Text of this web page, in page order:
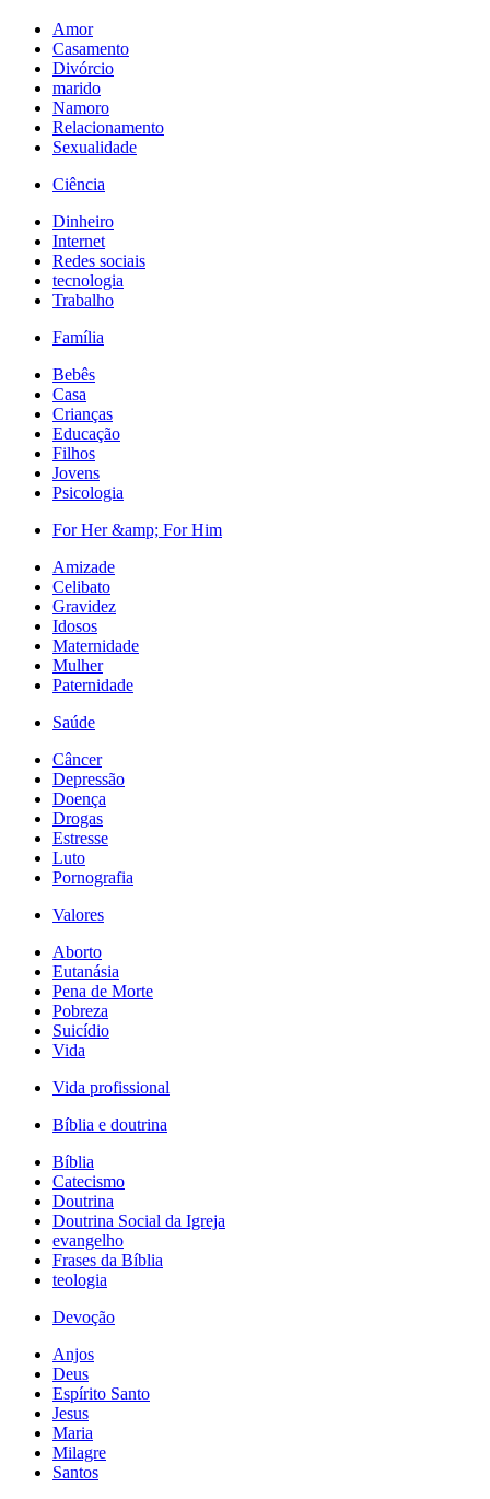
Amor
Casamento
Divórcio
marido
Namoro
Relacionamento
Sexualidade
Ciência
Dinheiro
Internet
Redes sociais
tecnologia
Trabalho
Família
Bebês
Casa
Crianças
Educação
Filhos
Jovens
Psicologia
For Her &amp; For Him
Amizade
Celibato
Gravidez
Idosos
Maternidade
Mulher
Paternidade
Saúde
Câncer
Depressão
Doença
Drogas
Estresse
Luto
Pornografia
Valores
Aborto
Eutanásia
Pena de Morte
Pobreza
Suicídio
Vida
Vida profissional
Bíblia e doutrina
Bíblia
Catecismo
Doutrina
Doutrina Social da Igreja
evangelho
Frases da Bíblia
teologia
Devoção
Anjos
Deus
Espírito Santo
Jesus
Maria
Milagre
Santos